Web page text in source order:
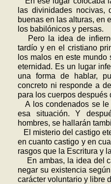
las divinidades nocivas,
buenas en las alturas, en
los babilónicos y persas.
Pero la idea de
tardío y en el cristiano
los malos en este mundo
eternidad. Es un lugar
una forma de hablar,
concreto ni responde a
para los cuerpos después
A los condenados se le
esa situación. Y
hombres, se hallarán
El misterio del castigo
en cuanto castigo y en
rasgos que la Escritura y
En ambas, la idea del
negar su exis­tencia
carácter voluntario y libre